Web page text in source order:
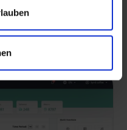
und Deine